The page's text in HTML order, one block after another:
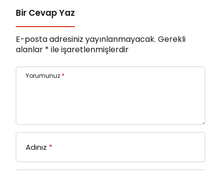
Bir Cevap Yaz
E-posta adresiniz yayınlanmayacak. Gerekli
alanlar * ile işaretlenmişlerdir
Yorumunuz *
Adınız *